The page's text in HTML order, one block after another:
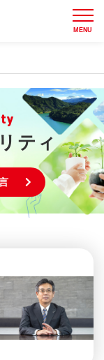
MENU
ティ